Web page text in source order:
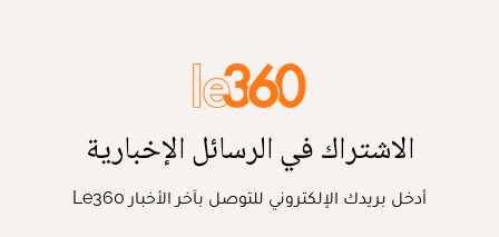
الاشتراك في الرسائل الإخبارية
أدخل بريدك الإلكتروني للتوصل بآخر الأخبار Le360